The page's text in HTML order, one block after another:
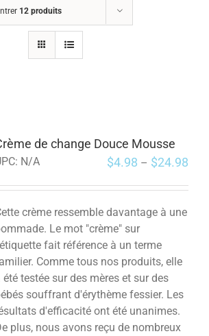
12 produits
de change Douce Mousse
N/A $4.98 – $24.98
crème ressemble davantage à une
Le mot "crème" sur
fait référence à un terme
Comme tous nos produits, elle
été testée sur des mères et sur des
souffrant d'érythème fessier. Les
d'efficacité ont été unanimes.
plus, nous avons reçu de nombreux